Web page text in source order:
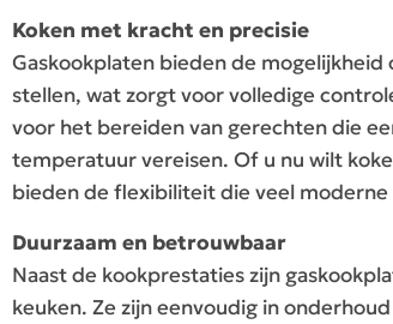
Koken met kracht en precisie
Gaskookplaten bieden de mogelijkheid
stellen, wat zorgt voor volledige
voor het bereiden van gerechten die
temperatuur vereisen. Of u nu wilt
bieden de flexibiliteit die veel
Duurzaam en betrouwbaar
Naast de kookprestaties zijn
keuken. Ze zijn eenvoudig in